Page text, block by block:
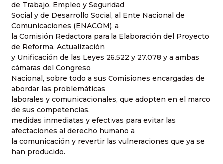
de Trabajo, Empleo y Seguridad
Social y de Desarrollo Social, al Ente Nacional de
Comunicaciones (ENACOM), a
la Comisión Redactora para la Elaboración del Proyecto
de Reforma, Actualización
y Unificación de las Leyes 26.522 y 27.078 y a ambas
cámaras del Congreso
Nacional, sobre todo a sus Comisiones encargadas de
abordar las problemáticas
laborales y comunicacionales, que adopten en el marco
de sus competencias,
medidas inmediatas y efectivas para evitar las
afectaciones al derecho humano a
la comunicación y revertir las vulneraciones que ya se
han producido.